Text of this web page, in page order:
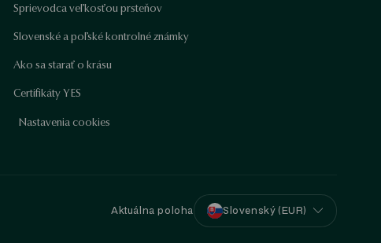
Sprievodca veľkosťou prsteňov
Slovenské a poľské kontrolné známky
Ako sa starať o krásu
Certifikáty YES
Nastavenia cookies
Aktuálna poloha Slovenský (EUR)